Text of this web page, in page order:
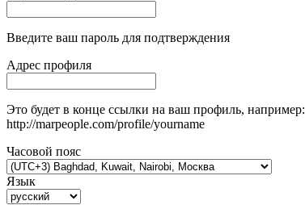
Введите ваш пароль для подтверждения
Адрес профиля
Это будет в конце ссылки на ваш профиль, например:
http://marpeople.com/profile/yourname
Часовой пояс
Язык